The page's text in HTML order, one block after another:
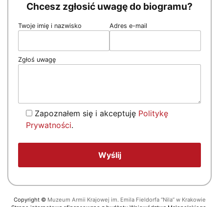
Chcesz zgłosić uwagę do biogramu?
Twoje imię i nazwisko Adres e-mail
Zgłoś uwagę
Zapoznałem się i akceptuję Politykę
Prywatności.
Copyright © Muzeum Armii Krajowej im. Emila Fieldorfa “Nila” w Krakowie